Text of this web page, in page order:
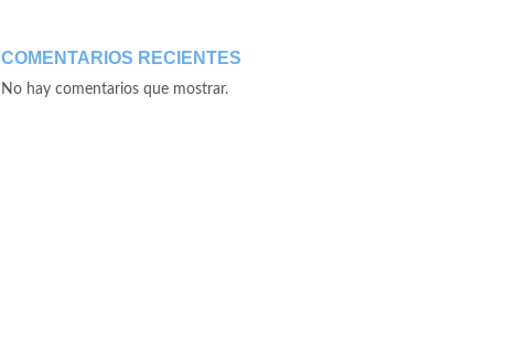
COMENTARIOS RECIENTES
No hay comentarios que mostrar.